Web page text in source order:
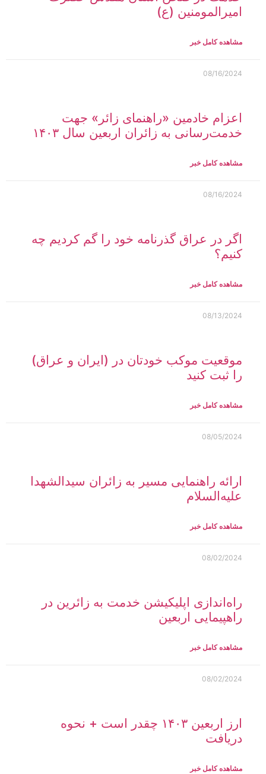
امیرالمومنین (ع)
مشاهده کامل خبر
08/16/2024
اعزام خادمین «راهنمای زائر» جهت
خدمت‌رسانی به زائران اربعین سال ۱۴۰۳
مشاهده کامل خبر
08/16/2024
اگر در عراق گذرنامه خود را گم کردیم چه
کنیم؟
مشاهده کامل خبر
08/13/2024
موقعیت موکب خودتان در (ایران و عراق)
را ثبت کنید
مشاهده کامل خبر
08/05/2024
ارائه راهنمایی مسیر به زائران سیدالشهدا
علیه‌السلام
مشاهده کامل خبر
08/02/2024
راه‌اندازی اپلیکیشن خدمت به زائرین در
راهپیمایی اربعین
مشاهده کامل خبر
08/02/2024
ارز اربعین ۱۴۰۳ چقدر است + نحوه
دریافت
مشاهده کامل خبر